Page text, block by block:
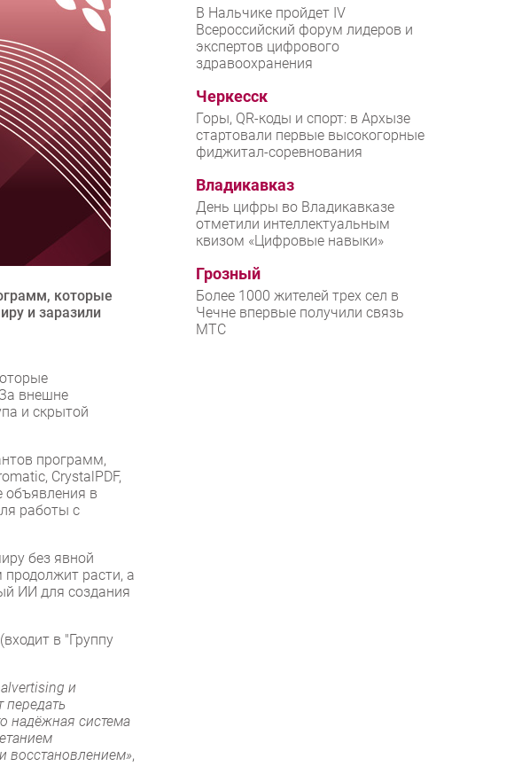
которые
и заразили
внешне
и скрытой
программ,
CrystalPDF,
объявления в
работы с
без явной
продолжит расти, а
ИИ для создания
в "Группу
и
передать
надёжная система
восстановлением»,
В Нальчике пройдет IV
Всероссийский форум лидеров и
экспертов цифрового
здравоохранения
Черкесск
Горы, QR-коды и спорт: в Архызе
стартовали первые высокогорные
фиджитал-соревнования
Владикавказ
День цифры во Владикавказе
отметили интеллектуальным
квизом «Цифровые навыки»
Грозный
Более 1000 жителей трех сел в
Чечне впервые получили связь
МТС